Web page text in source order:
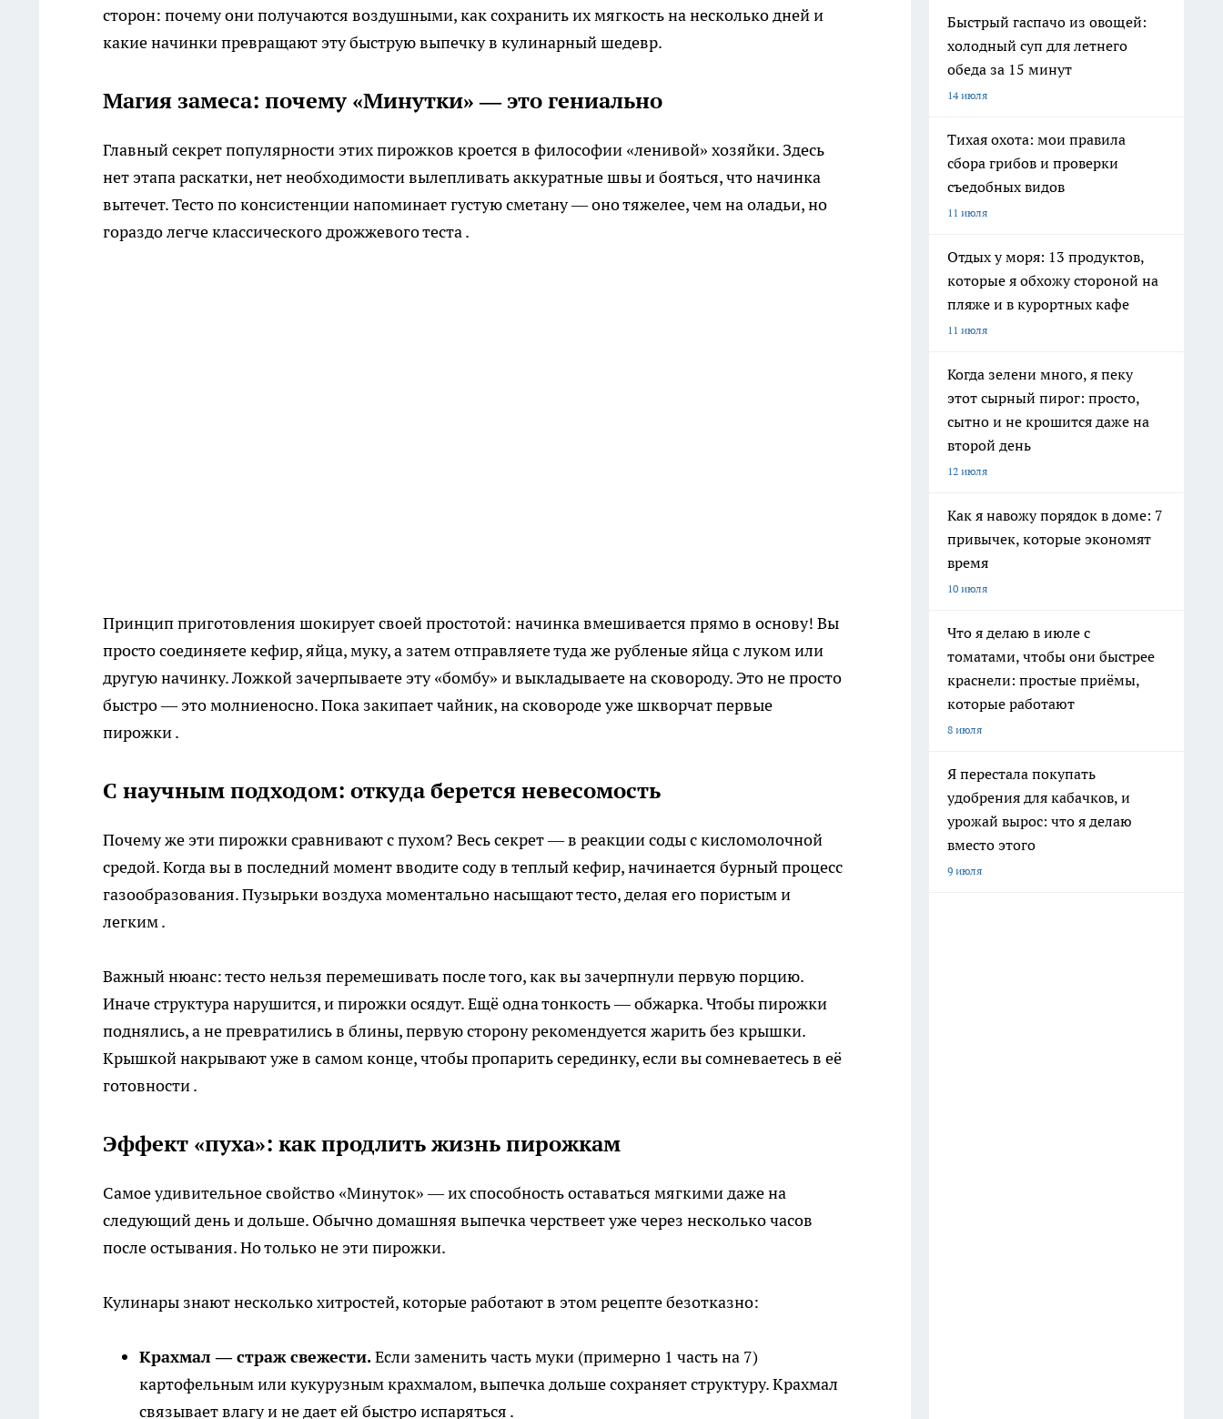
сторон: почему они получаются воздушными, как сохранить их мягкость на несколько дней и
какие начинки превращают эту быструю выпечку в кулинарный шедевр.
Магия замеса: почему «Минутки» — это гениально
Главный секрет популярности этих пирожков кроется в философии «ленивой» хозяйки. Здесь
нет этапа раскатки, нет необходимости вылепливать аккуратные швы и бояться, что начинка
вытечет. Тесто по консистенции напоминает густую сметану — оно тяжелее, чем на оладьи, но
гораздо легче классического дрожжевого теста .
Принцип приготовления шокирует своей простотой: начинка вмешивается прямо в основу! Вы
просто соединяете кефир, яйца, муку, а затем отправляете туда же рубленые яйца с луком или
другую начинку. Ложкой зачерпываете эту «бомбу» и выкладываете на сковороду. Это не просто
быстро — это молниеносно. Пока закипает чайник, на сковороде уже шкворчат первые
пирожки .
С научным подходом: откуда берется невесомость
Почему же эти пирожки сравнивают с пухом? Весь секрет — в реакции соды с кисломолочной
средой. Когда вы в последний момент вводите соду в теплый кефир, начинается бурный процесс
газообразования. Пузырьки воздуха моментально насыщают тесто, делая его пористым и
легким .
Важный нюанс: тесто нельзя перемешивать после того, как вы зачерпнули первую порцию.
Иначе структура нарушится, и пирожки осядут. Ещё одна тонкость — обжарка. Чтобы пирожки
поднялись, а не превратились в блины, первую сторону рекомендуется жарить без крышки.
Крышкой накрывают уже в самом конце, чтобы пропарить серединку, если вы сомневаетесь в её
готовности .
Эффект «пуха»: как продлить жизнь пирожкам
Самое удивительное свойство «Минуток» — их способность оставаться мягкими даже на
следующий день и дольше. Обычно домашняя выпечка черствеет уже через несколько часов
после остывания. Но только не эти пирожки.
Кулинары знают несколько хитростей, которые работают в этом рецепте безотказно:
Крахмал — страж свежести.Если заменить часть муки (примерно 1 часть на 7)
картофельным или кукурузным крахмалом, выпечка дольше сохраняет структуру. Крахмал
связывает влагу и не дает ей быстро испаряться .
Быстрый гаспачо из овощей:
холодный суп для летнего
обеда за 15 минут
14 июля
Тихая охота: мои правила
сбора грибов и проверки
съедобных видов
11 июля
Отдых у моря: 13 продуктов,
которые я обхожу стороной на
пляже и в курортных кафе
11 июля
Когда зелени много, я пеку
этот сырный пирог: просто,
сытно и не крошится даже на
второй день
12 июля
Как я навожу порядок в доме: 7
привычек, которые экономят
время
10 июля
Что я делаю в июле с
томатами, чтобы они быстрее
краснели: простые приёмы,
которые работают
8 июля
Я перестала покупать
удобрения для кабачков, и
урожай вырос: что я делаю
вместо этого
9 июля